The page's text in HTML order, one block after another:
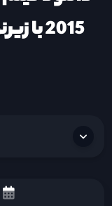
2015 با زیرنویس فارسی چسبیده ها